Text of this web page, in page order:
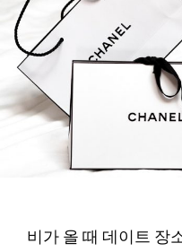
비가 올 때 데이트 장